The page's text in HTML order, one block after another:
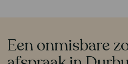
Contenu
Een onmisbare